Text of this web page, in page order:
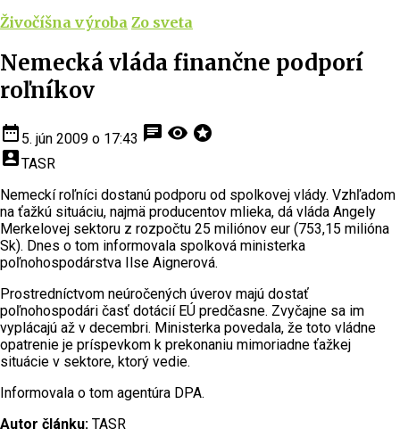
Živočíšna výroba Zo sveta
Nemecká vláda finančne podporí
roľníkov
date_range 5. jún 2009 o 17:43 chat visibility stars
account_boxTASR
Nemeckí roľníci dostanú podporu od spolkovej vlády. Vzhľadom
na ťažkú situáciu, najmä producentov mlieka, dá vláda Angely
Merkelovej sektoru z rozpočtu 25 miliónov eur (753,15 milióna
Sk). Dnes o tom informovala spolková ministerka
poľnohospodárstva Ilse Aignerová.
Prostredníctvom neúročených úverov majú dostať
poľnohospodári časť dotácií EÚ predčasne. Zvyčajne sa im
vyplácajú až v decembri. Ministerka povedala, že toto vládne
opatrenie je príspevkom k prekonaniu mimoriadne ťažkej
situácie v sektore, ktorý vedie.
Informovala o tom agentúra DPA.
Autor článku: TASR